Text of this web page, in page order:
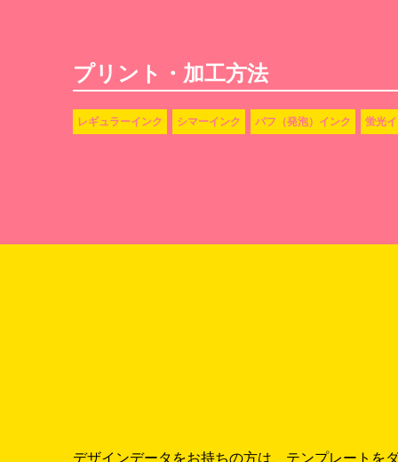
プリント・加工方法
レギュラーインク シマーインク パフ（発泡）インク 蛍光
デザインデータをお持ちの方は、テンプレートを